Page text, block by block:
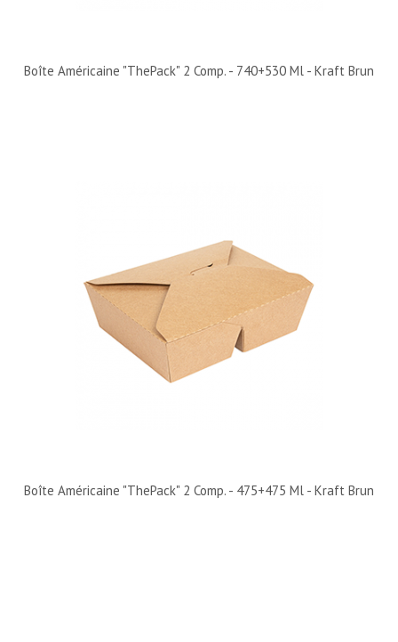
Boîte Américaine "ThePack" 2 Comp. - 740+530 Ml - Kraft Brun
Boîte Américaine "ThePack" 2 Comp. - 475+475 Ml - Kraft Brun